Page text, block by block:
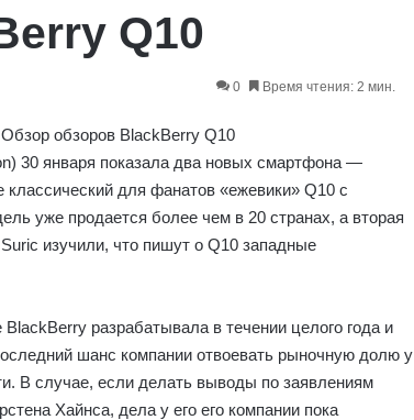
Q10
0 Время чтения: 2 мин.
30 января показала два новых смартфона —
для фанатов «ежевики» Q10 с
уже продается более чем в 20 странах, а вторая
изучили, что пишут о Q10 западные
разрабатывала в течении целого года и
шанс компании отвоевать рыночную долю у
В случае, если делать выводы по заявлениям
Хайнса, дела у его его компании пока